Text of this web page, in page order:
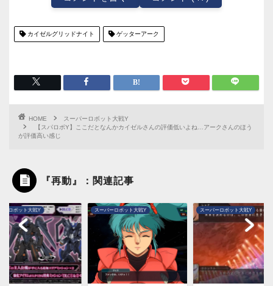
カイゼルグリッドナイト ゲッターアーク
HOME
スーパーロボット大戦Y
【スパロボY】ここだとなんかカイゼルさんの評価低いよね…アークさんのほう
が評価高い感じ
『再動』：関連記事
ーロボット大戦Y スーパーロボット大戦Y スーパーロボット大戦Y